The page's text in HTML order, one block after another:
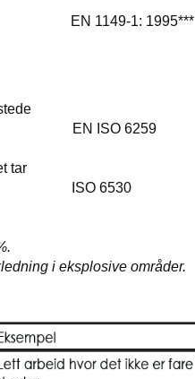
1149-1: 1995***
EN ISO 6259
tar
ISO 6530
i eksplosive områder.